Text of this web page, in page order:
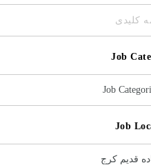
Job
Job
Job
قدیم کرج